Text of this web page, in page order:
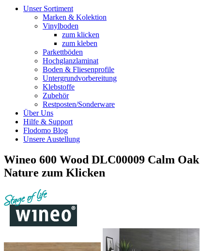
Unser Sortiment
Marken & Kolektion
Vinylboden
zum klicken
zum kleben
Parkettböden
Hochglanzlaminat
Boden & Fliesenprofile
Untergrundvorbereitung
Klebstoffe
Zubehör
Restposten/Sonderware
Über Uns
Hilfe & Support
Flodomo Blog
Unsere Austellung
Wineo 600 Wood DLC00009 Calm Oak
Nature zum Klicken